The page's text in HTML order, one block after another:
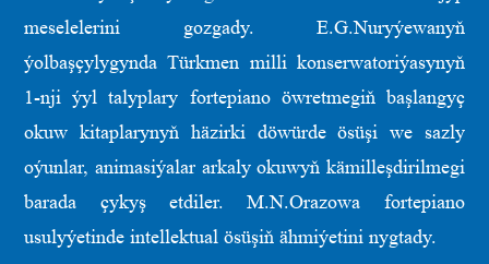
meselelerini gozgady. E.G.Nuryýewanyň
ýolbaşçylygynda Türkmen milli konserwatoriýasynyň
1-nji ýyl talyplary fortepiano öwretmegiň başlangyç
okuw kitaplarynyň häzirki döwürde ösüşi we sazly
oýunlar, animasiýalar arkaly okuwyň kämilleşdirilmegi
barada çykyş etdiler. M.N.Orazowa fortepiano
usulyýetinde intellektual ösüşiň ähmiýetini nygtady.